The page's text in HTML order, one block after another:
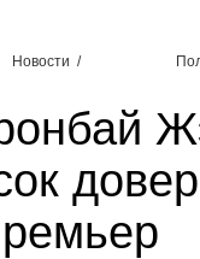
Новости /